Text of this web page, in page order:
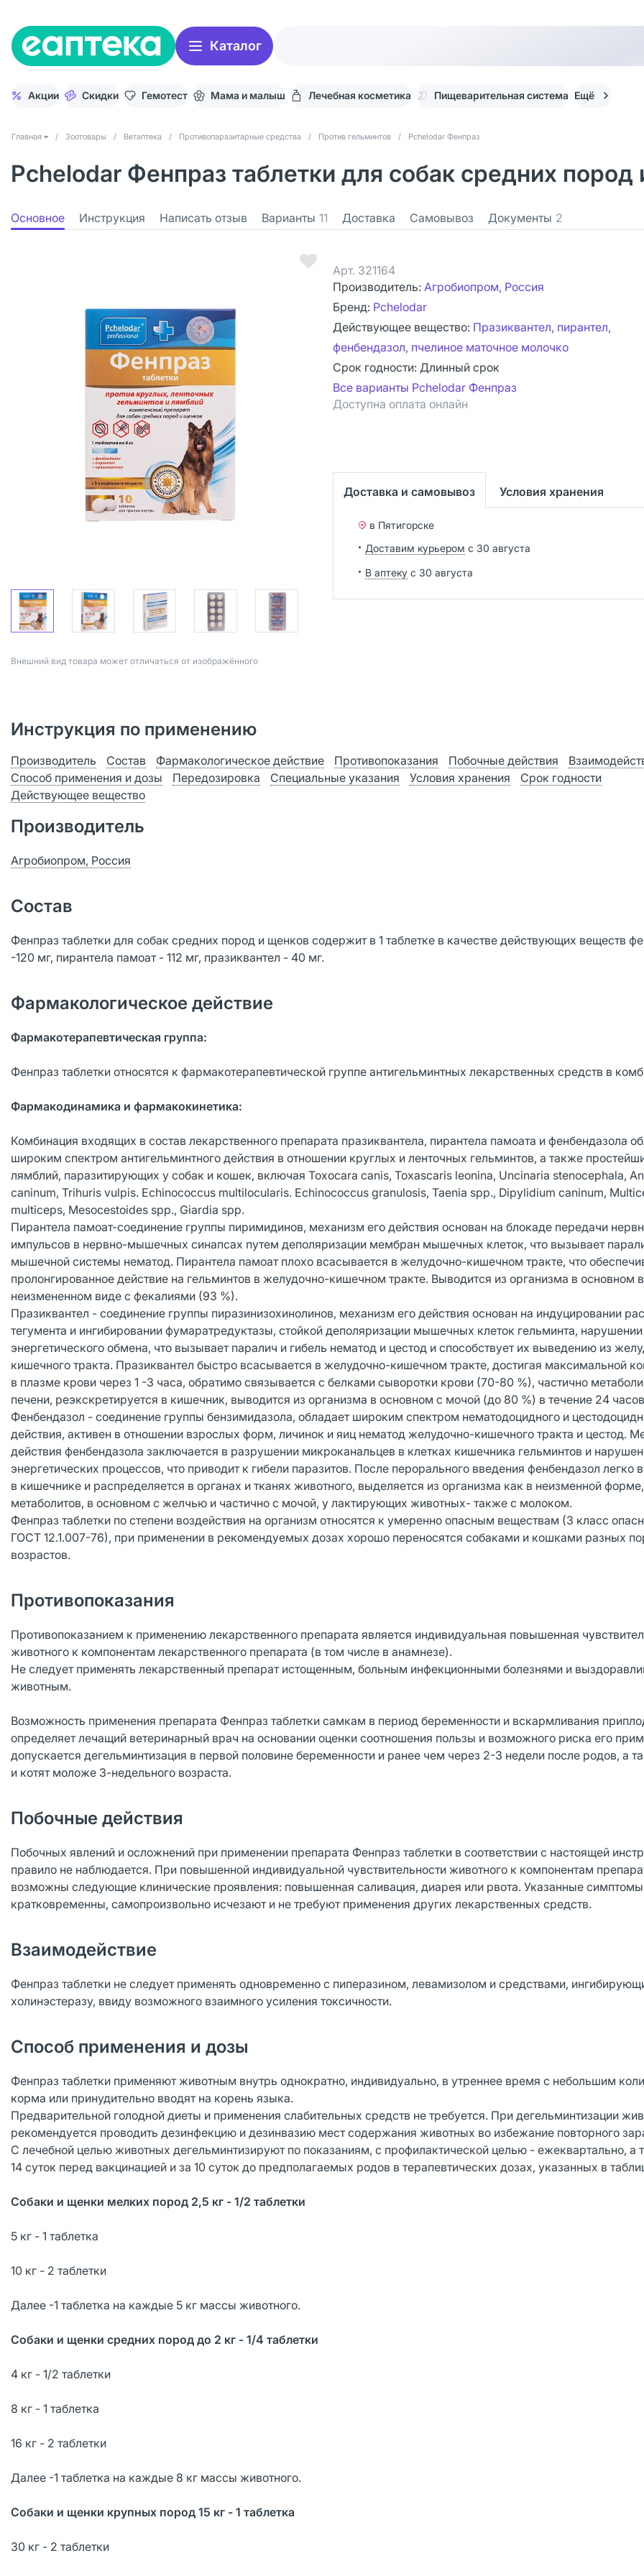
Каталог
Акции Скидки Гемотест Мама и малыш Лечебная косметика Пищеварительная система Ещё
Главная / Зоотовары / Ветаптека / Противопаразитарные средства / Против гельминтов / Pchelodar Фенпраз
Pchelodar Фенпраз таблетки для собак средних
Основное Инструкция Написать отзыв Варианты 11 Доставка Самовывоз Документы 2
Bнешний вид товара может отличаться от изображённого
Арт. 321164
Производитель: Агробиопром, Россия
Бренд: Pchelodar
Действующее вещество: Празиквантел, пирантел,
фенбендазол, пчелиное маточное молочко
Срок годности: Длинный срок
Все варианты Pchelodar Фенпраз
Доступна оплата онлайн
Доставка и самовывоз Условия хранения
в Пятигорске
Доставим курьером с 30 августа
В аптеку с 30 августа
Инструкция по применению
Производитель Состав Фармакологическое действие Противопоказания Побочные действия
Способ применения и дозы
Передозировка Специальные указания Условия хранения
Срок годности
Действующее вещество
Производитель
Агробиопром, Россия
Состав
Фенпраз таблетки для собак средних пород и щенков содержит в 1 таблетке в качестве действующих веществ
-120 мг, пирантела памоат - 112 мг, празиквантел - 40 мг.
Фармакологическое действие
Фармакотерапевтическая группа:
Фенпраз таблетки относятся к фармакотерапевтической группе антигельминтных лекарственных средств в
Фармакодинамика и фармакокинетика:
Комбинация входящих в состав лекарственного препарата празиквантела, пирантела памоата и фенбендазола
широким спектром антигельминтного действия в отношении круглых и ленточных гельминтов, а также
лямблий, паразитирующих у собак и кошек, включая Toxocara canis, Toxascaris leonina, Uncinaria stenocephala,
caninum, Trihuris vulpis. Echinococcus multilocularis. Echinococcus granulosis, Taenia spp., Dipylidium caninum,
multiceps, Mesocestoides spp., Giardia spp.
Пирантела памоат-соединение группы пиримидинов, механизм его действия основан на блокаде передачи
импульсов в нервно-мышечных синапсах путем деполяризации мембран мышечных клеток, что вызывает
мышечной системы нематод. Пирантела памоат плохо всасывается в желудочно-кишечном тракте, что
пролонгированное действие на гельминтов в желудочно-кишечном тракте. Выводится из организма в основном в
неизмененном виде с фекалиями (93 %).
Празиквантел - соединение группы пиразинизохинолинов, механизм его действия основан на индуцировании
тегумента и ингибировании фумаратредуктазы, стойкой деполяризации мышечных клеток гельминта, нарушении
энергетического обмена, что вызывает паралич и гибель нематод и цестод и способствует их выведению из
кишечного тракта. Празиквантел быстро всасывается в желудочно-кишечном тракте, достигая максимальной
в плазме крови через 1 -3 часа, обратимо связывается с белками сыворотки крови (70-80 %), частично
печени, реэкскретируется в кишечник, выводится из организма в основном с мочой (до 80 %) в течение 24
Фенбендазол - соединение группы бензимидазола, обладает широким спектром нематодоцидного и
действия, активен в отношении взрослых форм, личинок и яиц нематод желудочно-кишечного тракта и цестод.
действия фенбендазола заключается в разрушении микроканальцев в клетках кишечника гельминтов и
энергетических процессов, что приводит к гибели паразитов. После перорального введения фенбендазол легко
в кишечнике и распределяется в органах и тканях животного, выделяется из организма как в неизменной
метаболитов, в основном с желчью и частично с мочой, у лактирующих животных- также с молоком.
Фенпраз таблетки по степени воздействия на организм относятся к умеренно опасным веществам (3 класс
ГОСТ 12.1.007-76), при применении в рекомендуемых дозах хорошо переносятся собаками и кошками разных
возрастов.
Противопоказания
Противопоказанием к применению лекарственного препарата является индивидуальная повышенная
животного к компонентам лекарственного препарата (в том числе в анамнезе).
Не следует применять лекарственный препарат истощенным, больным инфекционными болезнями и
животным.
Возможность применения препарата Фенпраз таблетки самкам в период беременности и вскармливания
определяет лечащий ветеринарный врач на основании оценки соотношения пользы и возможного риска его
допускается дегельминтизация в первой половине беременности и ранее чем через 2-3 недели после родов, а
и котят моложе 3-недельного возраста.
Побочные действия
Побочных явлений и осложнений при применении препарата Фенпраз таблетки в соответствии с настоящей
правило не наблюдается. При повышенной индивидуальной чувствительности животного к компонентам
возможны следующие клинические проявления: повышенная саливация, диарея или рвота. Указанные симптомы
кратковременны, самопроизвольно исчезают и не требуют применения других лекарственных средств.
Взаимодействие
Фенпраз таблетки не следует применять одновременно с пиперазином, левамизолом и средствами,
холинэстеразу, ввиду возможного взаимного усиления токсичности.
Способ применения и дозы
Фенпраз таблетки применяют животным внутрь однократно, индивидуально, в утреннее время с небольшим
корма или принудительно вводят на корень языка.
Предварительной голодной диеты и применения слабительных средств не требуется. При дегельминтизации
рекомендуется проводить дезинфекцию и дезинвазию мест содержания животных во избежание повторного
С лечебной целью животных дегельминтизируют по показаниям, с профилактической целью - ежеквартально, а
14 суток перед вакцинацией и за 10 суток до предполагаемых родов в терапевтических дозах, указанных в
Собаки и щенки мелких пород 2,5 кг - 1/2 таблетки
5 кг - 1 таблетка
10 кг - 2 таблетки
Далее -1 таблетка на каждые 5 кг массы животного.
Собаки и щенки средних пород до 2 кг - 1/4 таблетки
4 кг - 1/2 таблетки
8 кг - 1 таблетка
16 кг - 2 таблетки
Далее -1 таблетка на каждые 8 кг массы животного.
Собаки и щенки крупных пород 15 кг - 1 таблетка
30 кг - 2 таблетки